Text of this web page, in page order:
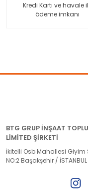
Kredi Kartı ve havale
ödeme imkanı
BTG GRUP İNŞAAT
LİMİTED ŞİRKETİ
İkitelli Osb Mahallesi Giyim
NO:2 Başakşehir / İSTANBUL